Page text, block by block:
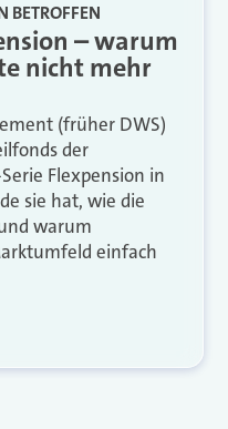
BETROFFEN
– warum
nicht mehr
(früher DWS)
der
Flexpension in
sie hat, wie die
warum
einfach